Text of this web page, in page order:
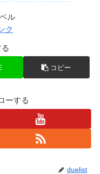
ル
コピー
ーする
duelist